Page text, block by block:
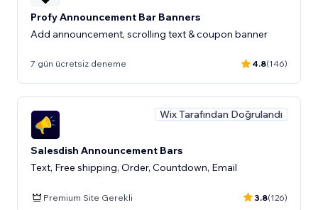
Profy Announcement Bar Banners
Add announcement, scrolling text & coupon banner
7 gün ücretsiz deneme 4.8(146)
Wix Tarafından Doğrulandı
Salesdish Announcement Bars
Text, Free shipping, Order, Countdown, Email
Premium Site Gerekli 3.8(126)